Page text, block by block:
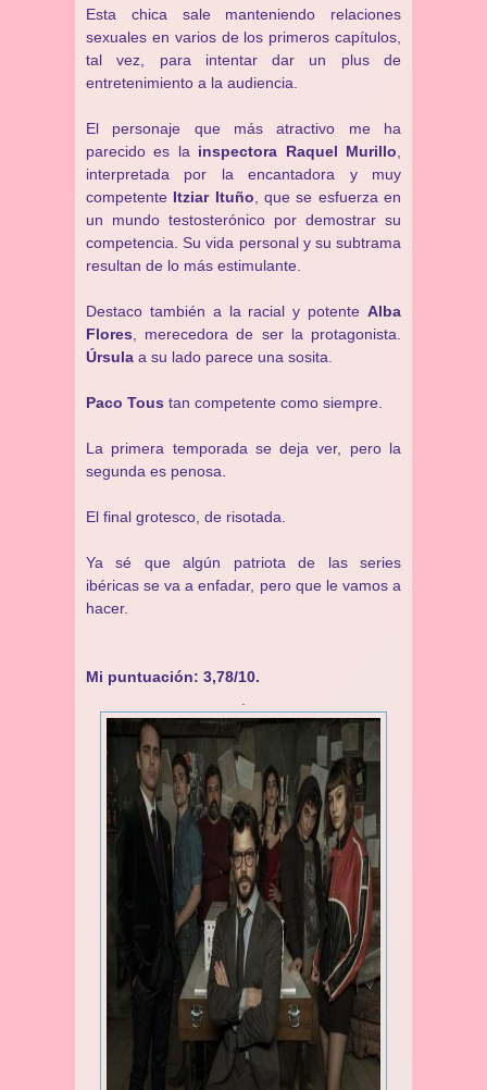
Esta chica sale manteniendo relaciones
sexuales en varios de los primeros capítulos,
tal vez, para intentar dar un plus de
entretenimiento a la audiencia.
El personaje que más atractivo me ha
parecido es la inspectora Raquel Murillo
interpretada por la encantadora y muy
competente Itziar Ituño , que se esfuerza en
un mundo testosterónico por demostrar su
competencia. Su vida personal y su subtrama
resultan de lo más estimulante.
Destaco también a la racial y potente Alba
Flores , merecedora de ser la protagonista.
Úrsula a su lado parece una sosita.
Paco Tous tan competente como siempre.
La primera temporada se deja ver, pero la
segunda es penosa.
El final grotesco, de risotada.
Ya sé que algún patriota de las series
ibéricas se va a enfadar, pero que le vamos a
hacer.
Mi puntuación: 3,78/10.